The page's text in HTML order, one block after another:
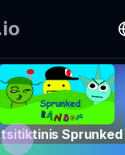
io
Sprunked